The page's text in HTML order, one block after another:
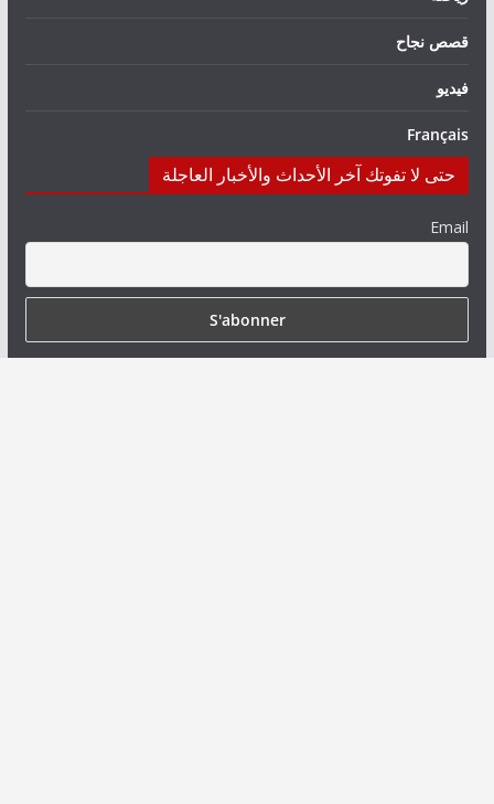
قصص نجاح
فيديو
Français
حتى لا تفوتك آخر الأحداث والأخبار العاجلة
Email